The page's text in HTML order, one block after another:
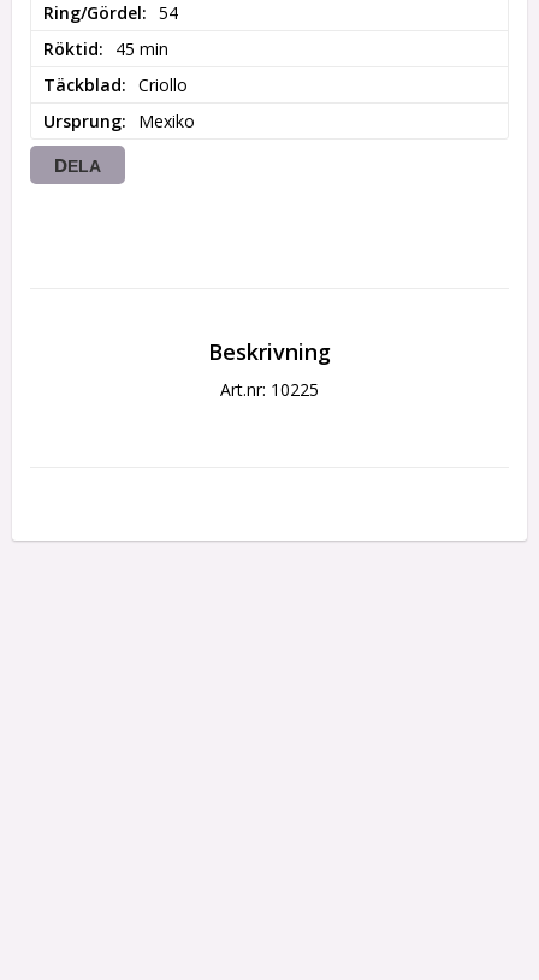
Ring/Gördel
54
Röktid
45 min
Täckblad
Criollo
Ursprung
Mexiko
DELA
Beskrivning
Art.nr: 10225